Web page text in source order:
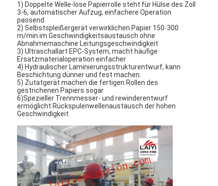
Haus
Produkte
Über uns
Fabrik-Ausflug
Qualitätskontrolle
Treten Sie mit uns in Verbindung
1) Doppelte Welle-lose Papierrolle steht für Hülse des Zoll
3-6, automatischer Aufzug, einfachere Operation
passend.
2) Selbstspleißergerät verwirklichen Papier 150-300
m/min im Geschwindigkeitsaustausch ohne
Abnahmemaschine Leitungsgeschwindigkeit
3) Ultraschallart EPC-System, macht häufige
Ersatzmaterialoperation einfacher
4) Hydraulischer Laminierungsstrukturentwurf, kann
Beschichtung dünner und fest machen.
5) Zutatgerät machen die fertigen Rollen des
gestrichenen Papiers sogar
6)Spezieller Trennmesser- und rewinderentwurf
ermöglicht Rückspulenwellenaustausch der hohen
Geschwindigkeit